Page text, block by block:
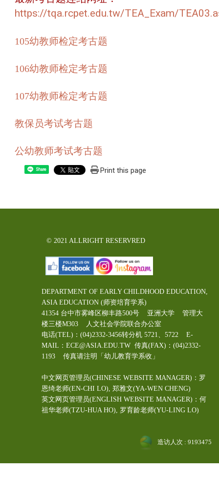
https://tqa.rcpet.edu.tw/TEA_Exam/
105幼教师检定考古题
106幼教师检定考古题
107幼教师检定考古题
教保员考试考古题
公幼教师考试考古题
Share Print this page
© 2021 ALLRIGHT RESERVRED
DEPARTMENT OF EARLY CHILDHOOD EDUCATION,
ASIA EDUCATION (师资培育学系)
41354 台中市雾峰区柳丰路500号 亚洲大学 管理大
楼三楼M303 人文社会学院联合办公室
电话(TEL)：(04)2332-3456转分机 5721、5722 E-
MAIL：ECE@ASIA.EDU.TW 传真(FAX)：(04)2332-
1193 传真请注明「幼儿教育学系收」
中文网页管理员(CHINESE WEBSITE MANAGER)：罗
恩绮老师(EN-CHI LO), 郑雅文(YA-WEN CHENG)
英文网页管理员(ENGLISH WEBSITE MANAGER)：何
祖华老师(TZU-HUA HO), 罗育龄老师(YU-LING LO)
造访人次 : 9193475